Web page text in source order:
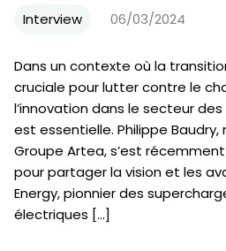
Interview 06/03/2024
Dans un contexte où la
cruciale pour lutter contre le
l’innovation dans le secteur
est essentielle. Philippe Baudry,
Groupe Artea, s’est
pour partager la vision et les
Energy, pionnier des
électriques […]